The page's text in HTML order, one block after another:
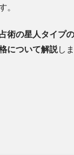
。
術の星人タイプ
について解説し